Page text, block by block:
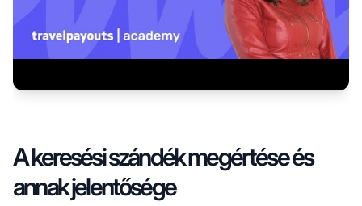
A keresési szándék megértése és
annak jelentősége